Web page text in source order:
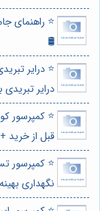
⭐️ راهنمای
🛢️
⭐️ درایر
درایر
⭐️ کمپرسور
قبل از خرید
⭐️ کمپرسور
نگهداری